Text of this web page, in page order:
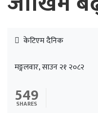
केटिएम दैनिक
मङ्गलवार, साउन २१ २०८२
549
SHARES